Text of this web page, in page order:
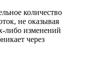
количество
не оказывая
либо изменений
через